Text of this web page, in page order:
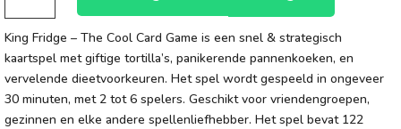
aantal
King Fridge – The Cool Card Game is een snel & strategisch
kaartspel met giftige tortilla’s, panikerende pannenkoeken, en
vervelende dieetvoorkeuren. Het spel wordt gespeeld in ongeveer
30 minuten, met 2 tot 6 spelers. Geschikt voor vriendengroepen,
gezinnen en elke andere spellenliefhebber. Het spel bevat 122